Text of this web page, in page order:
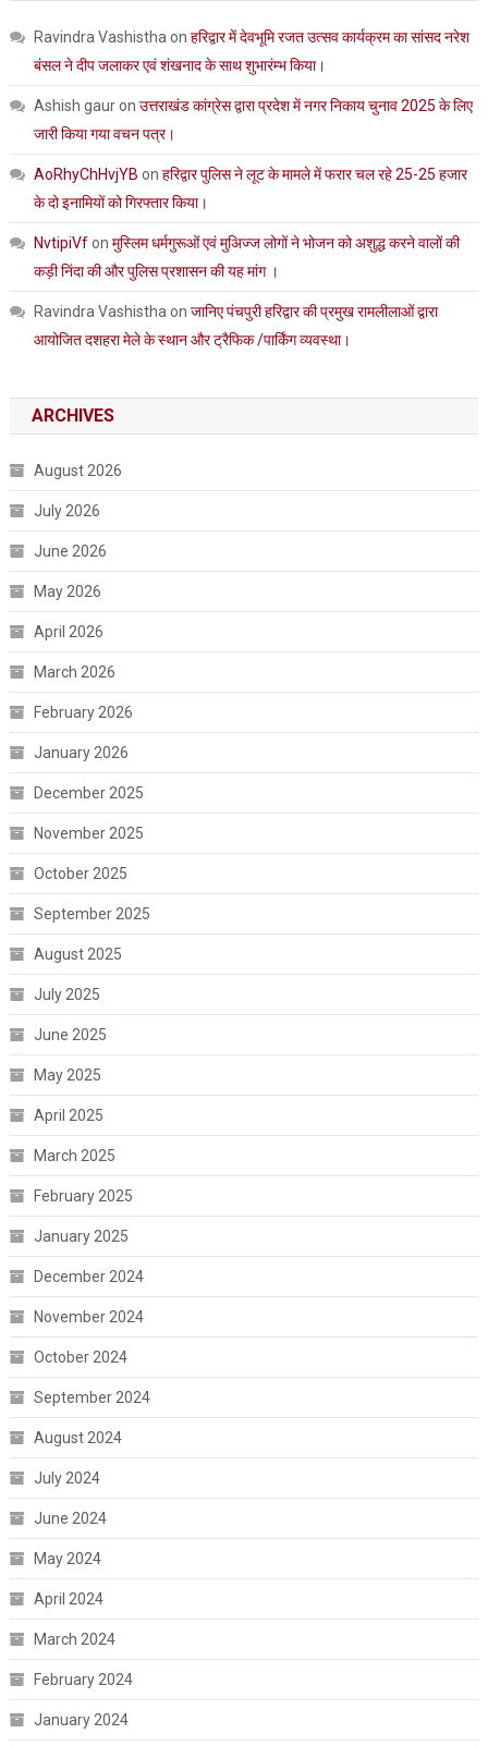
Ravindra Vashistha on हरिद्वार में देवभूमि रजत उत्सव कार्यक्रम का सांसद नरेश
बंसल ने दीप जलाकर एवं शंखनाद के साथ शुभारंम्भ किया।
Ashish gauron उत्तराखंड कांग्रेस द्वारा प्रदेश में नगर निकाय चुनाव 2025 के लिए
जारी किया गया वचन पत्र।
AoRhyChHvjYB on हरिद्वार पुलिस ने लूट के मामले में फरार चल रहे 25-25 हजार
के दो इनामियों को गिरफ्तार किया।
NvtipiVfon मुस्लिम धर्मगुरूओं एवं मुअिज्ज लोगों ने भोजन को अशुद्ध करने वालों की
कड़ी निंदा की और पुलिस प्रशासन की यह मांग ।
Ravindra Vashistha on जानिए पंचपुरी हरिद्वार की प्रमुख रामलीलाओं द्वारा
आयोजित दशहरा मेले के स्थान और ट्रैफिक /पार्किंग व्यवस्था।
ARCHIVES
August 2026
July 2026
June 2026
May 2026
April 2026
March 2026
February 2026
January 2026
December 2025
November 2025
October 2025
September 2025
August 2025
July 2025
June 2025
May 2025
April 2025
March 2025
February 2025
January 2025
December 2024
November 2024
October 2024
September 2024
August 2024
July 2024
June 2024
May 2024
April 2024
March 2024
February 2024
January 2024